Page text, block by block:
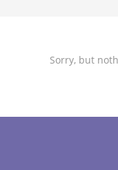
Sorry, but